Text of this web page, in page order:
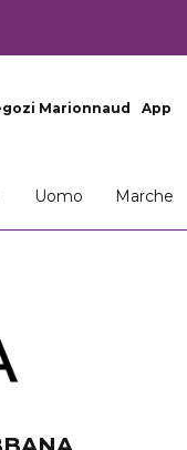
Marionnaud App
Uomo Marche